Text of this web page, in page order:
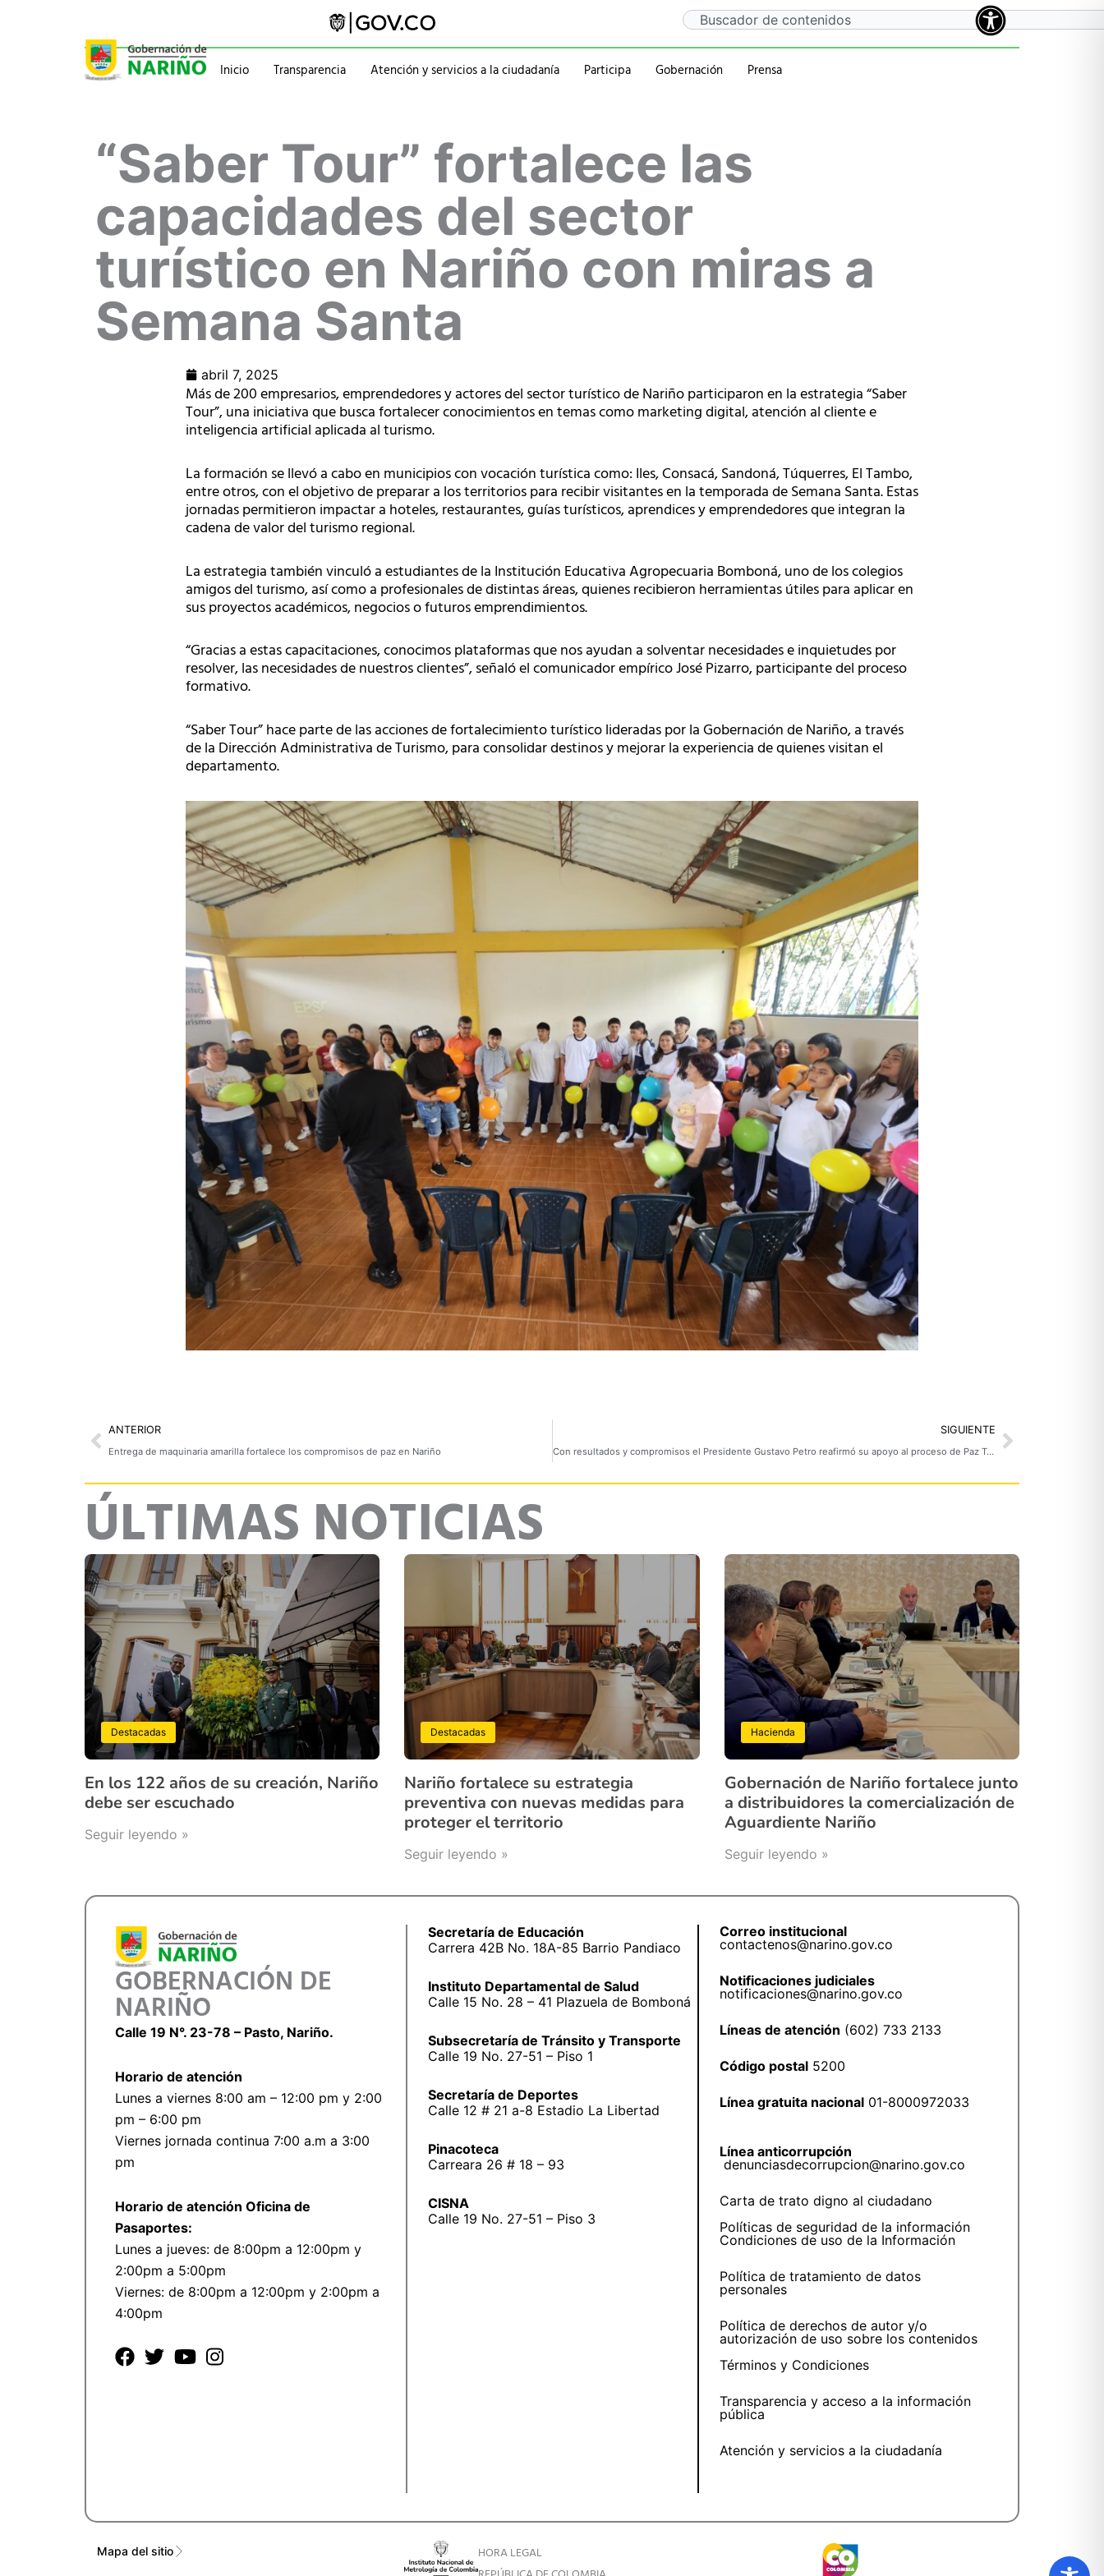
contenido
Search
Inicio Transparencia Atención y servicios a la ciudadanía
Pasaportes
Normatividad
Notificaciones
Calendario de eventos
Ubicación
Participa Gobernación
Gobernador
Información administrativa
Símbolos
Mapa
Personajes
2020-2023
2016-2019
2012-2015
Prensa
“Saber Tour” fortalece las
capacidades del sector
turístico en Nariño con miras a
Semana Santa
abril 7, 2025
Más de 200 empresarios, emprendedores y actores del sector turístico de Nariño participaron en la estrategia “Saber
Tour”, una iniciativa que busca fortalecer conocimientos en temas como marketing digital, atención al cliente e
inteligencia artificial aplicada al turismo.
La formación se llevó a cabo en municipios con vocación turística como: Iles, Consacá, Sandoná, Túquerres, El Tambo,
entre otros, con el objetivo de preparar a los territorios para recibir visitantes en la temporada de Semana Santa. Estas
jornadas permitieron impactar a hoteles, restaurantes, guías turísticos, aprendices y emprendedores que integran la
cadena de valor del turismo regional.
La estrategia también vinculó a estudiantes de la Institución Educativa Agropecuaria Bomboná, uno de los colegios
amigos del turismo, así como a profesionales de distintas áreas, quienes recibieron herramientas útiles para aplicar en
sus proyectos académicos, negocios o futuros emprendimientos.
“Gracias a estas capacitaciones, conocimos plataformas que nos ayudan a solventar necesidades e inquietudes por
resolver, las necesidades de nuestros clientes”, señaló el comunicador empírico José Pizarro, participante del proceso
formativo.
“Saber Tour” hace parte de las acciones de fortalecimiento turístico lideradas por la Gobernación de Nariño, a través
de la Dirección Administrativa de Turismo, para consolidar destinos y mejorar la experiencia de quienes visitan el
departamento.
Prev
ANTERIOR
Entrega de maquinaria amarilla fortalece los compromisos de paz en Nariño
SIGUIENTE
Con resultados y compromisos el Presidente Gustavo Petro reafirmó su apoyo al proceso de Paz Territorial en Nariño
Next
ÚLTIMAS NOTICIAS
Destacadas
En los 122 años de su creación, Nariño
debe ser escuchado
Seguir leyendo »
Destacadas
Nariño fortalece su estrategia
preventiva con nuevas medidas para
proteger el territorio
Seguir leyendo »
Hacienda
Gobernación de Nariño fortalece junto
a distribuidores la comercialización de
Aguardiente Nariño
Seguir leyendo »
GOBERNACIÓN DE
NARIÑO
Calle 19 N°. 23-78 – Pasto, Nariño.
Horario de atención
Lunes a viernes 8:00 am – 12:00 pm y 2:00
pm – 6:00 pm
Viernes jornada continua 7:00 a.m a 3:00
pm
Horario de atención Oficina de
Pasaportes:
Lunes a jueves: de 8:00pm a 12:00pm y
2:00pm a 5:00pm
Viernes: de 8:00pm a 12:00pm y 2:00pm a
4:00pm
Secretaría de Educación
Carrera 42B No. 18A-85 Barrio Pandiaco
Instituto Departamental de Salud
Calle 15 No. 28 – 41 Plazuela de Bomboná
Subsecretaría de Tránsito y Transporte
Calle 19 No. 27-51 – Piso 1
Secretaría de Deportes
Calle 12 # 21 a-8 Estadio La Libertad
Pinacoteca
Carreara 26 # 18 – 93
CISNA
Calle 19 No. 27-51 – Piso 3
Correo institucional
contactenos@narino.gov.co
Notificaciones judiciales
notificaciones@narino.gov.co
Líneas de atención (602) 733 2133
Código postal 5200
Línea gratuita nacional 01-8000972033
Línea anticorrupción
denunciasdecorrupcion@narino.gov.co
Carta de trato digno al ciudadano
Políticas de seguridad de la información
Condiciones de uso de la Información
Política de tratamiento de datos
personales
Política de derechos de autor y/o
autorización de uso sobre los contenidos
Términos y Condiciones
Transparencia y acceso a la información
pública
Atención y servicios a la ciudadanía
Mapa del sitio
HORA LEGAL